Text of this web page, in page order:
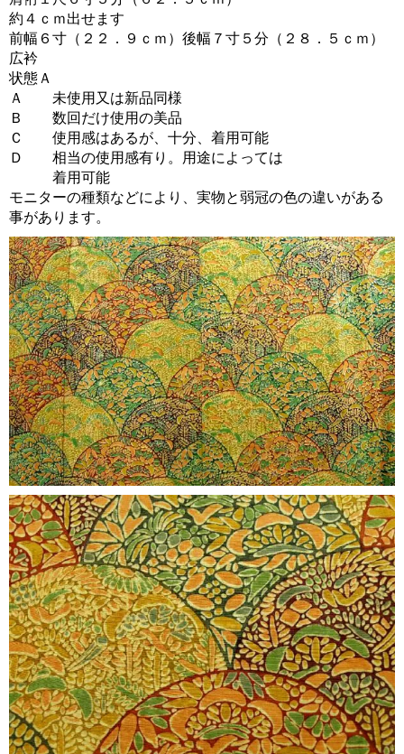
約４ｃｍ出せます
前幅６寸（２２．９ｃｍ）後幅７寸５分（２８．５ｃｍ）
広衿
状態Ａ
Ａ 未使用又は新品同様
Ｂ 数回だけ使用の美品
Ｃ 使用感はあるが、十分、着用可能
Ｄ 相当の使用感有り。用途によっては
着用可能
モニターの種類などにより、実物と弱冠の色の違いがある
事があります。